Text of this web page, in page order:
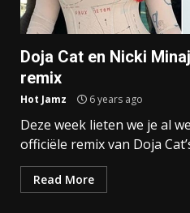
Doja Cat en Nicki
remix
Hot Jamz 6 years ago
Deze week lieten we je al
officiële remix van Doja
Read More